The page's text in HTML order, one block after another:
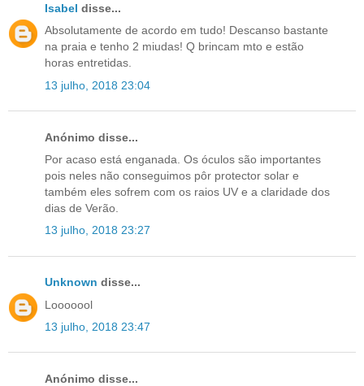
Isabel disse...
Absolutamente de acordo em tudo! Descanso bastante
na praia e tenho 2 miudas! Q brincam mto e estão
horas entretidas.
13 julho, 2018 23:04
Anónimo disse...
Por acaso está enganada. Os óculos são importantes
pois neles não conseguimos pôr protector solar e
também eles sofrem com os raios UV e a claridade dos
dias de Verão.
13 julho, 2018 23:27
Unknown disse...
Looooool
13 julho, 2018 23:47
Anónimo disse...